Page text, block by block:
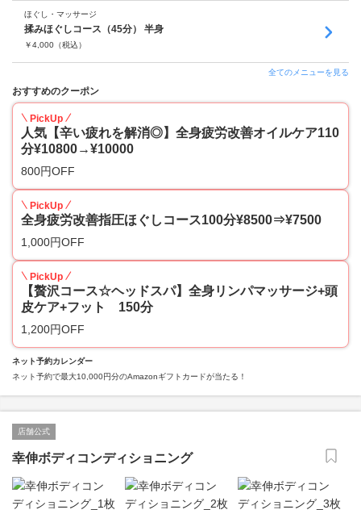
ほぐし・マッサージ
揉みほぐしコース（45分） 半身
￥4,000 （税込）
全てのメニューを見る
おすすめのクーポン
PickUp
人気【辛い疲れを解消◎】全身疲労改善オイルケア110
分¥10800→¥10000
800円OFF
PickUp
全身疲労改善指圧ほぐしコース100分¥8500⇒¥7500
1,000円OFF
PickUp
【贅沢コース☆ヘッドスパ】全身リンパマッサージ+頭
皮ケア+フット 150分
1,200円OFF
ネット予約カレンダー
ネット予約で最大10,000円分のAmazonギフトカードが当たる！
店舗公式
幸伸ボディコンディショニング